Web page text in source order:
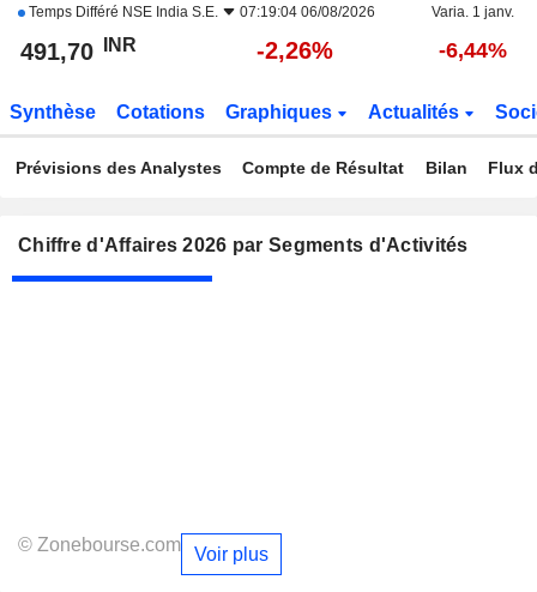
Temps Différé NSE India S.E. 07:19:04 06/08/2026 Varia. 1 janv.
491,70 INR -2,26% -6,44%
Synthèse Cotations Graphiques Actualités
Prévisions des Analystes Compte de Résultat Bilan Flux
Chiffre d'Affaires 2026 par Segments d'Activités
© Zonebourse.com Voir plus